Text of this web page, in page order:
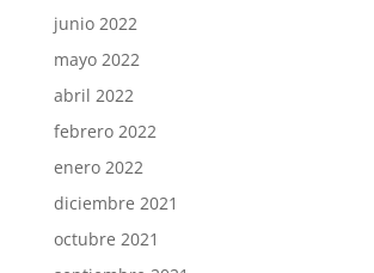
junio 2022
mayo 2022
abril 2022
febrero 2022
enero 2022
diciembre 2021
octubre 2021